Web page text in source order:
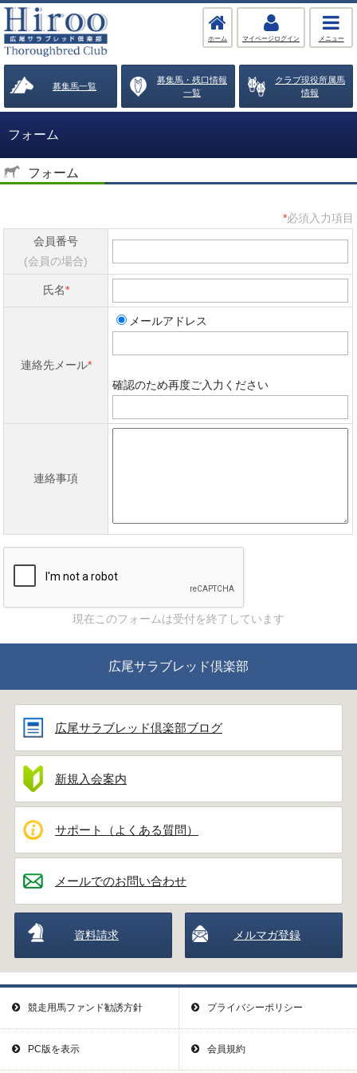
ホーム マイページログイン メニュー
募集馬一覧
募集馬・残口情報
一覧
クラブ現役所属馬
情報
フォーム
フォーム
必須入力項目
会員番号
(会員の場合)
氏名
連絡先メール
メールアドレス
確認のため再度ご入力ください
連絡事項
現在このフォームは受付を終了しています
広尾サラブレッド倶楽部
広尾サラブレッド倶楽部ブログ
新規入会案内
サポート（よくある質問）
メールでのお問い合わせ
資料請求 メルマガ登録
競走用馬ファンド勧誘方針 プライバシーポリシー
PC版を表示 会員規約